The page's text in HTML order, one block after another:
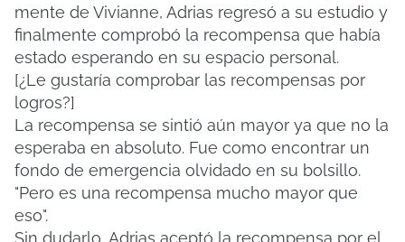
mente de Vivianne, Adrias regresó a su estudio y
finalmente comprobó la recompensa que había
estado esperando en su espacio personal.
[¿Le gustaría comprobar las recompensas por
logros?]
La recompensa se sintió aún mayor ya que no la
esperaba en absoluto. Fue como encontrar un
fondo de emergencia olvidado en su bolsillo.
"Pero es una recompensa mucho mayor que
eso".
Sin dudarlo, Adrias aceptó la recompensa por el